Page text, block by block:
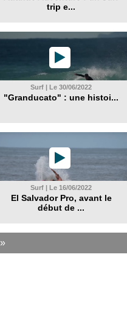
trip e...
Surf | Le 30/06/2022
"Granducato" : une histoi...
Surf | Le 16/06/2022
El Salvador Pro, avant le
début de ...
»